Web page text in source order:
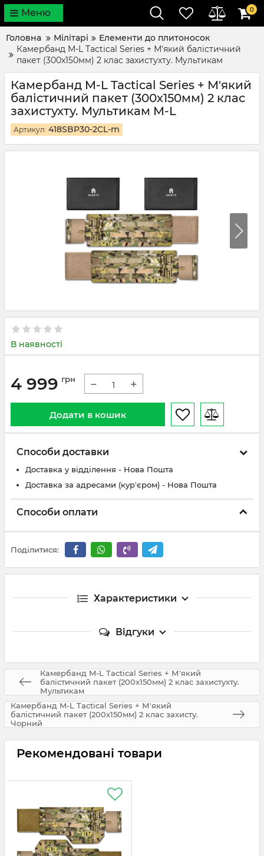
Меню 0
Головна Мілітарі
Елементи до плитоносок
Камербанд M-L Tactical Series + М'який балістичний
пакет (300x150мм) 2 клас захистухту. Мультикам
Камербанд M-L Tactical Series + М'який
балістичний пакет (300x150мм) 2 клас
захистухту. Мультикам M-L
Артикул: 418SBP30-2CL-m
В наявності
4 999 грн − +
Додати в кошик
Способи доставки
Доставка у відділення - Нова Пошта
Доставка за адресами (кур'єром) - Нова Пошта
Способи оплати
Поділитися:
Характеристики
Відгуки
Камербанд M-L Tactical Series + М'який
балістичний пакет (200x150мм) 2 клас захистухту.
Мультикам
Камербанд M-L Tactical Series + М'який
балістичний пакет (200x150мм) 2 клас захисту.
Чорний
Рекомендовані товари